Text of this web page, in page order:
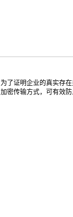
为了证明企业的真实存
加密传输方式，可有效